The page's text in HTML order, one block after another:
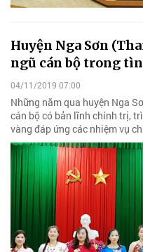
Huyện Nga Sơn
ngũ cán bộ trong
04/11/2019 07:00
Những năm qua huyện Nga
cán bộ có bản lĩnh chính trị,
vàng đáp ứng các nhiệm vụ